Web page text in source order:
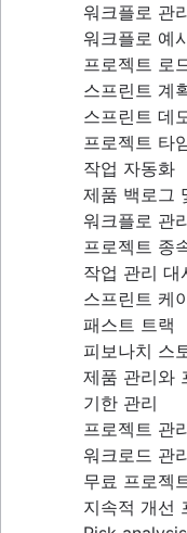
워크플로 관
워크플로 예
프로젝트 로
스프린트 계
스프린트 데
프로젝트 타
작업 자동화
제품 백로그
워크플로 관
프로젝트 종
작업 관리 대
스프린트 케
패스트 트랙
피보나치 스
제품 관리와
기한 관리
프로젝트 관
워크로드 관
무료 프로젝
지속적 개선